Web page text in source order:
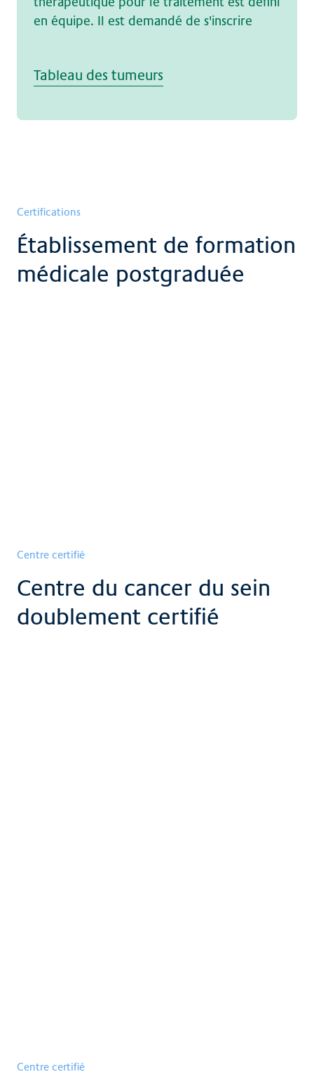
en équipe. Il est demandé de s'inscrire
Tableau des tumeurs
Certifications
Établissement de formation
médicale postgraduée
Centre certifié
Centre du cancer du sein
doublement certifié
Centre certifié